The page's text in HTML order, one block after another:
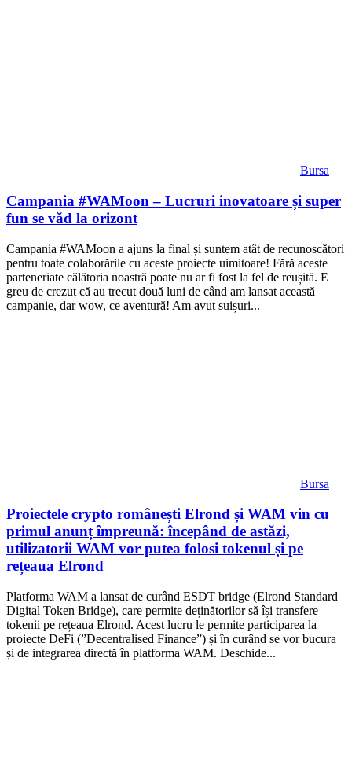
Bursa
Campania #WAMoon – Lucruri inovatoare și super
fun se văd la orizont
Campania #WAMoon a ajuns la final și suntem atât de recunoscători
pentru toate colaborările cu aceste proiecte uimitoare! Fără aceste
parteneriate călătoria noastră poate nu ar fi fost la fel de reușită. E
greu de crezut că au trecut două luni de când am lansat această
campanie, dar wow, ce aventură! Am avut suișuri...
Bursa
Proiectele crypto românești Elrond și WAM vin cu
primul anunț împreună: începând de astăzi,
utilizatorii WAM vor putea folosi tokenul și pe
rețeaua Elrond
Platforma WAM a lansat de curând ESDT bridge (Elrond Standard
Digital Token Bridge), care permite deținătorilor să își transfere
tokenii pe rețeaua Elrond. Acest lucru le permite participarea la
proiecte DeFi (”Decentralised Finance”) și în curând se vor bucura
și de integrarea directă în platforma WAM. Deschide...